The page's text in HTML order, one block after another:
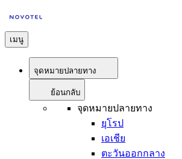
เมนู
จุดหมายปลายทาง
ย้อนกลับ
จุดหมายปลายทาง
ยุโรป
เอเชีย
ตะวันออกกลาง